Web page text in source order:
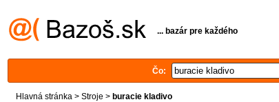
... bazár pre každého
Čo:
Hlavná stránka > Stroje > buracie kladivo